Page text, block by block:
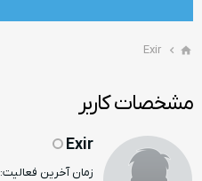
مشخصات کاربر
Exir
زمان آخرین فعالیت: 08-09-2017, 04:55 PM